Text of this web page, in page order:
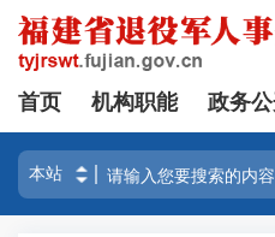
首页 机构职能 政务